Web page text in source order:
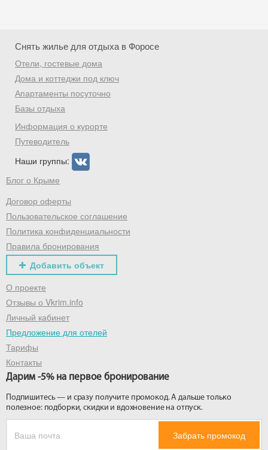
Снять жилье для отдыха в Форосе
Отели, гостевые дома
Дома и коттеджи под ключ
Апартаменты посуточно
Базы отдыха
Информация о курорте
Путеводитель
Наши группы:
Блог о Крыме
Договор оферты
Пользовательское соглашение
Политика конфиденциальности
Правила бронирования
Добавить объект
О проекте
Отзывы о Vkrim.info
Личный кабинет
Предложение для отелей
Тарифы
Контакты
Дарим -5% на первое бронирование
Подпишитесь — и сразу получите промокод. А дальше только
полезное: подборки, скидки и вдохновение на отпуск.
Забрать промокод
Скидка −5%
Хочешь дешевле? Оставь почту и получи
промокод на первое бронирование!